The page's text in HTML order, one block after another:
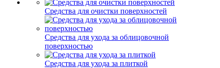
Средства для очистки поверхностей
Средства для ухода за облицовочной
поверхностью
Средства для ухода за плиткой